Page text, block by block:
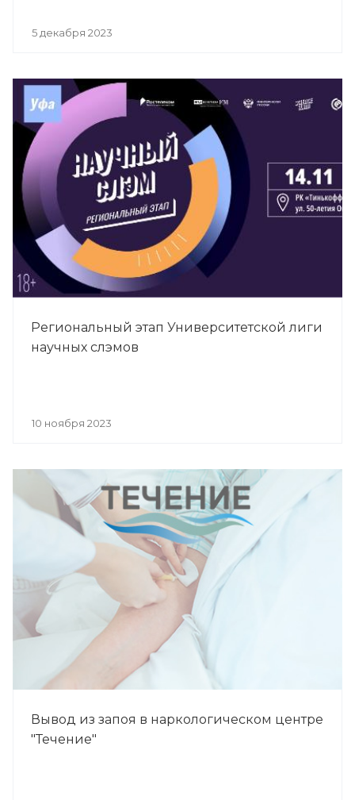
5 декабря 2023
Региональный этап Университетской лиги
научных слэмов
10 ноября 2023
Вывод из запоя в наркологическом центре
"Течение"